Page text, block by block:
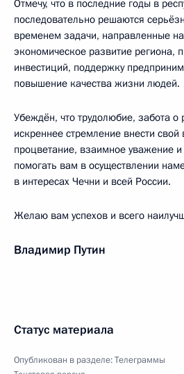
Отмечу, что в последние годы в
последовательно решаются
временем задачи, направленные
экономическое развитие региона,
инвестиций, поддержку
повышение качества жизни людей.
Убеждён, что трудолюбие, забота о
искреннее стремление внести свой
процветание, взаимное уважение и
помогать вам в осуществлении
в интересах Чечни и всей России.
Желаю вам успехов и всего
Владимир Путин
Статус материала
Опубликован в разделе:Телеграммы